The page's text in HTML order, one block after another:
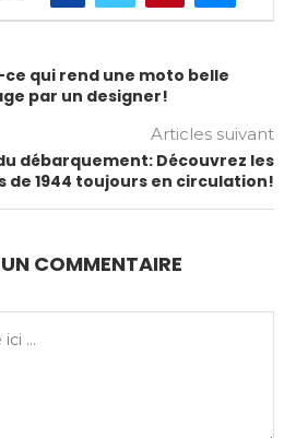
ce qui rend une moto belle
par un designer!
Articles suivant
débarquement: Découvrez les
de 1944 toujours en circulation!
COMMENTAIRE